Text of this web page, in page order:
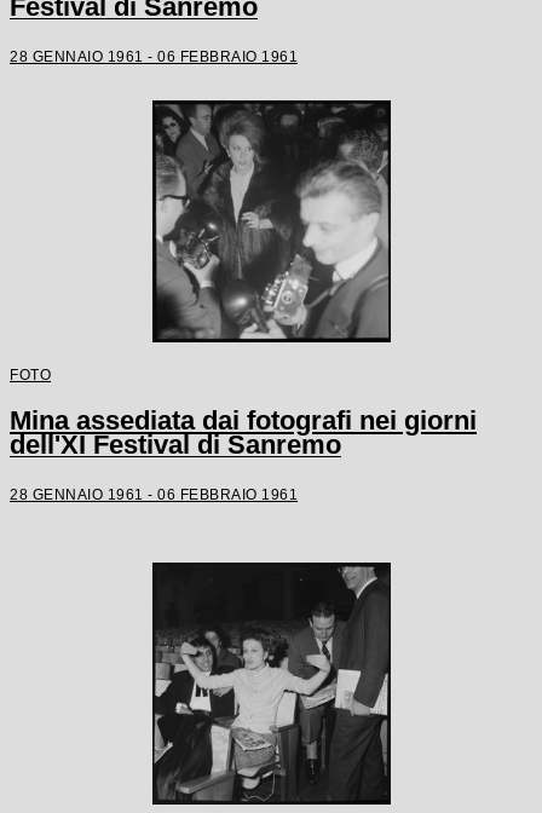
Festival di Sanremo
28 GENNAIO 1961 - 06 FEBBRAIO 1961
FOTO
Mina assediata dai fotografi nei giorni
dell'XI Festival di Sanremo
28 GENNAIO 1961 - 06 FEBBRAIO 1961